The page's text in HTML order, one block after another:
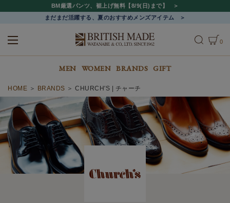
BM厳選パンツ、裾上げ無料【8/9(日)まで】
まだまだ活躍する、夏のおすすめメンズアイテム
0
MEN WOMEN BRANDS GIFT
HOME BRANDS CHURCH'S | チャーチ